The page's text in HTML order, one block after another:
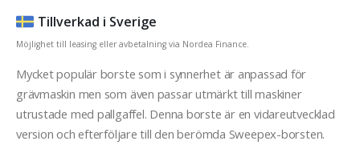
Tillverkad i Sverige
Möjlighet till leasing eller avbetalning via Nordea Finance.
Mycket populär borste som i synnerhet är anpassad för
grävmaskin men som även passar utmärkt till maskiner
utrustade med pallgaffel. Denna borste är en vidareutvecklad
version och efterföljare till den berömda Sweepex-borsten.